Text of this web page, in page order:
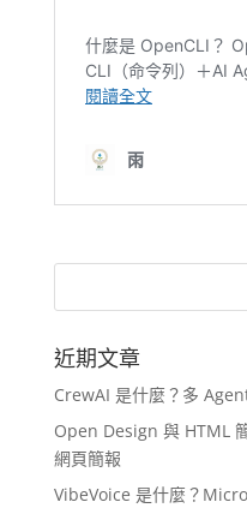
近期文章
CrewAI 是什麼？多
Open Design 與 HTML
網頁簡報
VibeVoice 是什麼？